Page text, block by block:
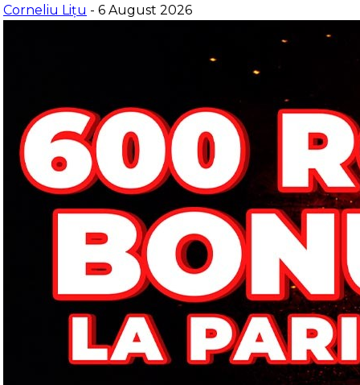
Corneliu Lițu - 6 August 2026